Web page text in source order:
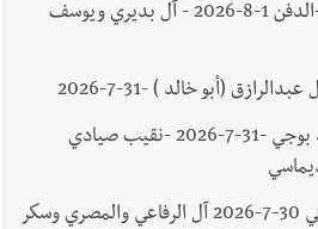
وفاة بدرية يوسف بديري -الدفن 1-8-2026 - آل بديري ويوسف
(أبو خالد ) -31-7-2026
وفاة الحاج مصطفى محمود بوجي -31-7-2026 -نقيب صيادي
وفاة الحاج نور الدين الرفاعي 30-7-2026 آل الرفاعي والمصري وسكر